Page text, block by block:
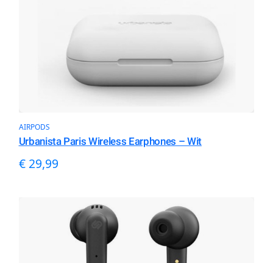
AIRPODS
Urbanista Paris Wireless Earphones – Wit
€29,99